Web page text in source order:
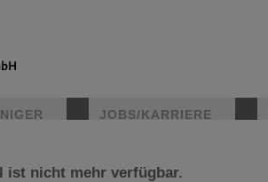
JOBS/KARRIERE
ist nicht mehr verfügbar.